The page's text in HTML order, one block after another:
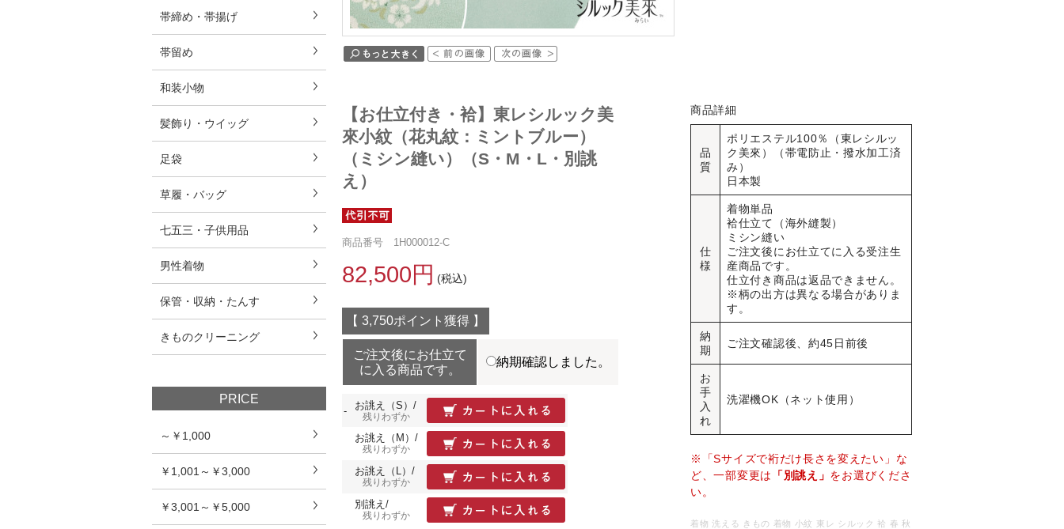
帯締め・帯揚げ
帯留め
和装小物
髪飾り・ウイッグ
足袋
草履・バッグ
七五三・子供用品
男性着物
保管・収納・たんす
きものクリーニング
PRICE
～￥1,000
￥1,001～￥3,000
￥3,001～￥5,000
商品詳細
品
質
ポリエステル100％（東レシルッ
ク美來）（帯電防止・撥水加工済
み）
日本製
仕
様
着物単品
袷仕立て（海外縫製）
ミシン縫い
ご注文後にお仕立てに入る受注生
産商品です。
仕立付き商品は返品できません。
※柄の出方は異なる場合がありま
す。
納
期
ご注文確認後、約45日前後
お
手
入
れ
洗濯機OK（ネット使用）
※「Sサイズで裄だけ長さを変えたい」な
ど、一部変更は
「別誂え」 をお選びくださ
い。
着物 洗える きもの 着物 小紋 東レ シルック 袷 春 秋
【お仕立付き・袷】東レシルック美
來小紋（花丸紋：ミントブルー）
（ミシン縫い）（S・M・L・別誂
え）
商品番号 1H000012-C
82,500円 (税込)
【 3,750ポイント獲得 】
ご注文後にお仕立て
に入る商品です。
納期確認しました。
- お誂え（S）/
残りわずか
お誂え（M）/
残りわずか
お誂え（L）/
残りわずか
別誂え/
残りわずか